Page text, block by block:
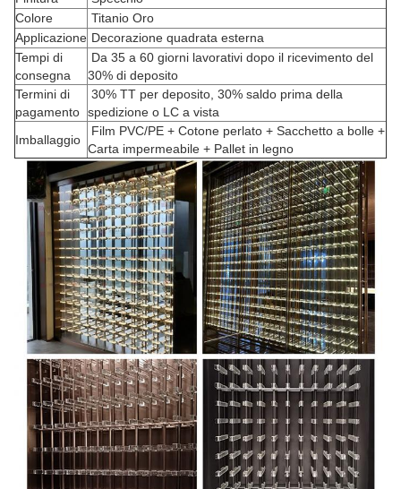
Colore
Titanio Oro
Applicazione Decorazione quadrata esterna
Tempi di
consegna
Da 35 a 60 giorni lavorativi dopo il ricevimento del
30% di deposito
Termini di
pagamento
30% TT per deposito, 30% saldo prima della
spedizione o LC a vista
Imballaggio
Film PVC/PE + Cotone perlato + Sacchetto a bolle +
Carta impermeabile + Pallet in legno